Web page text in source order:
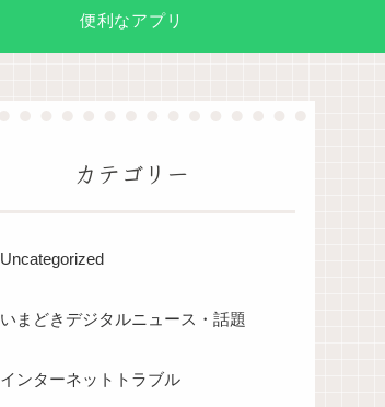
便利なアプリ
カテゴリー
Uncategorized
いまどきデジタルニュース・話題
インターネットトラブル